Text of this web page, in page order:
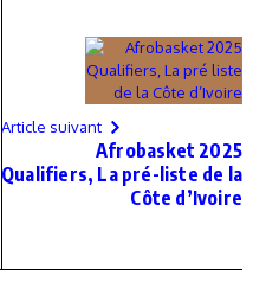
Article suivant
Afrobasket 2025
Qualifiers, La pré-liste de la
Côte d’Ivoire